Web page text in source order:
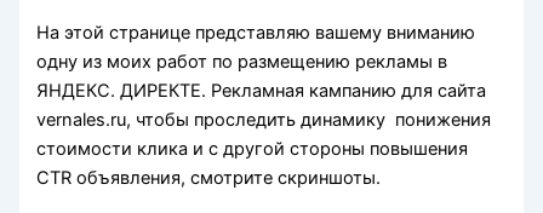
На этой странице представляю вашему вниманию
одну из моих работ по размещению рекламы в
ЯНДЕКС. ДИРЕКТЕ. Рекламная кампанию для сайта
vernales.ru, чтобы проследить динамику понижения
стоимости клика и c другой стороны повышения
CTR объявления, смотрите скриншоты.